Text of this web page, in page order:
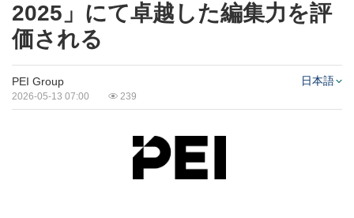
2025」にて卓越した編集力を評
価される
PEI Group
2026-05-13 07:00 239
日本語